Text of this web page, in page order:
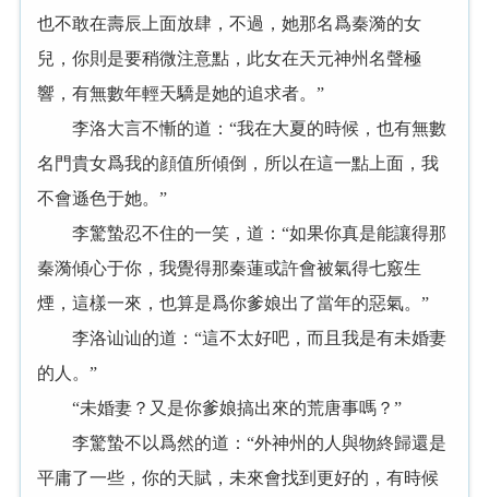
也不敢在壽辰上面放肆，不過，她那名爲秦漪的女
兒，你則是要稍微注意點，此女在天元神州名聲極
響，有無數年輕天驕是她的追求者。”
李洛大言不慚的道：“我在大夏的時候，也有無數
名門貴女爲我的顔值所傾倒，所以在這一點上面，我
不會遜色于她。”
李驚蟄忍不住的一笑，道：“如果你真是能讓得那
秦漪傾心于你，我覺得那秦蓮或許會被氣得七竅生
煙，這樣一來，也算是爲你爹娘出了當年的惡氣。”
李洛讪讪的道：“這不太好吧，而且我是有未婚妻
的人。”
“未婚妻？又是你爹娘搞出來的荒唐事嗎？”
李驚蟄不以爲然的道：“外神州的人與物終歸還是
平庸了一些，你的天賦，未來會找到更好的，有時候